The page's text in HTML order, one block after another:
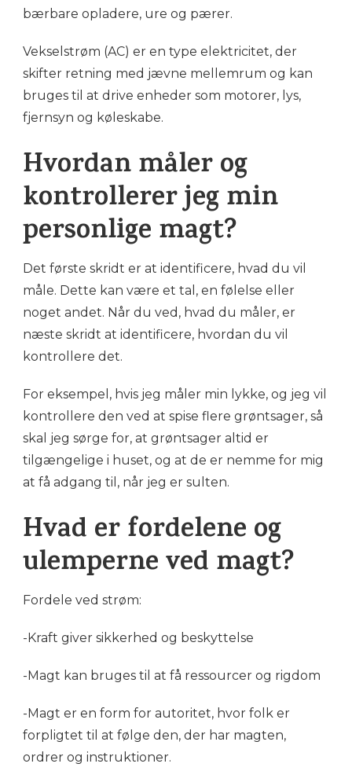
bærbare opladere, ure og pærer.
Vekselstrøm (AC) er en type elektricitet, der
skifter retning med jævne mellemrum og kan
bruges til at drive enheder som motorer, lys,
fjernsyn og køleskabe.
Hvordan måler og
kontrollerer jeg min
personlige magt?
Det første skridt er at identificere, hvad du vil
måle. Dette kan være et tal, en følelse eller
noget andet. Når du ved, hvad du måler, er
næste skridt at identificere, hvordan du vil
kontrollere det.
For eksempel, hvis jeg måler min lykke, og jeg vil
kontrollere den ved at spise flere grøntsager, så
skal jeg sørge for, at grøntsager altid er
tilgængelige i huset, og at de er nemme for mig
at få adgang til, når jeg er sulten.
Hvad er fordelene og
ulemperne ved magt?
Fordele ved strøm:
-Kraft giver sikkerhed og beskyttelse
-Magt kan bruges til at få ressourcer og rigdom
-Magt er en form for autoritet, hvor folk er
forpligtet til at følge den, der har magten,
ordrer og instruktioner.